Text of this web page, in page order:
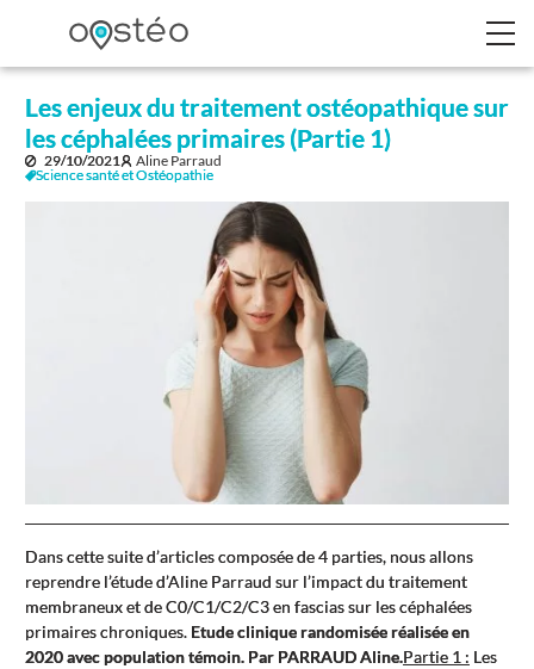
Les enjeux du traitement ostéopathique sur
les céphalées primaires (Partie 1)
29/10/2021
Aline Parraud
Science santé et Ostéopathie
Dans cette suite d’articles composée de 4 parties, nous allons
reprendre l’étude d’Aline Parraud sur l’impact du traitement
membraneux et de C0/C1/C2/C3 en fascias sur les céphalées
primaires chroniques. Etude clinique randomisée réalisée en
2020 avec population témoin. Par PARRAUD Aline.Partie 1 : Les